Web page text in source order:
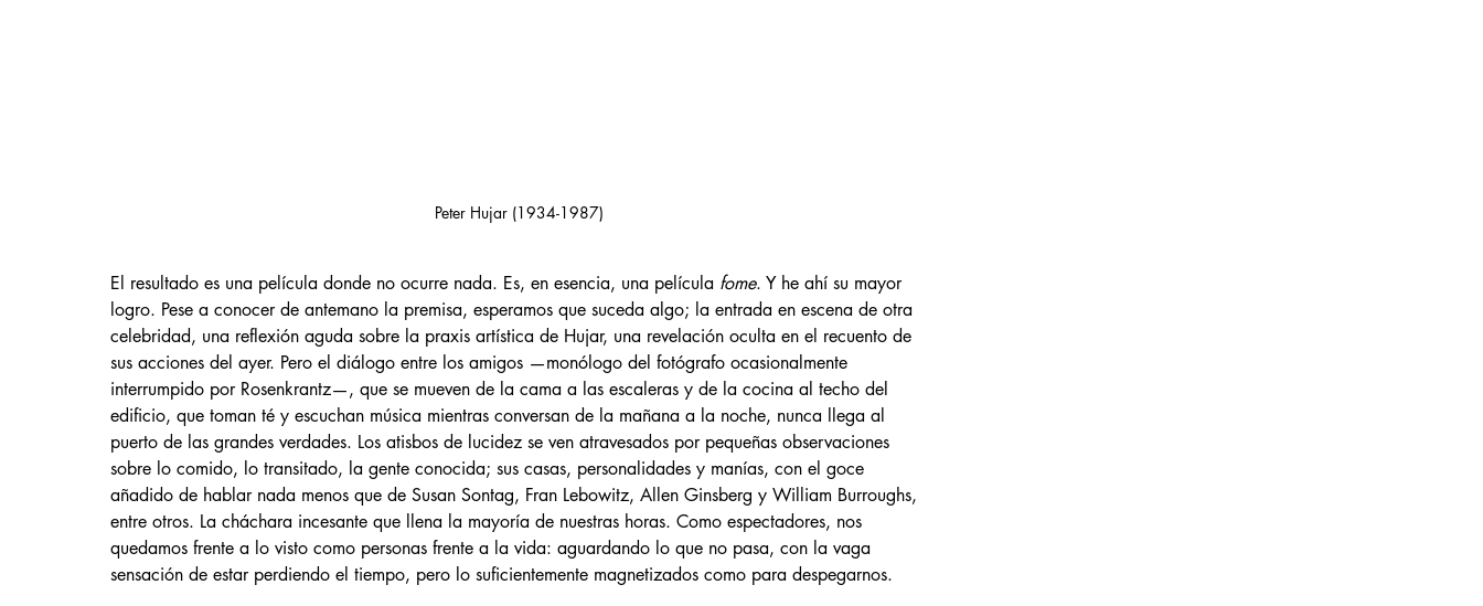
Peter Hujar (1934-1987)
El resultado es una película donde no ocurre nada. Es, en esencia, una película fome. Y he ahí su mayor
logro. Pese a conocer de antemano la premisa, esperamos que suceda algo; la entrada en escena de otra
celebridad, una reflexión aguda sobre la praxis artística de Hujar, una revelación oculta en el recuento de
sus acciones del ayer. Pero el diálogo entre los amigos —monólogo del fotógrafo ocasionalmente
interrumpido por Rosenkrantz—, que se mueven de la cama a las escaleras y de la cocina al techo del
edificio, que toman té y escuchan música mientras conversan de la mañana a la noche, nunca llega al
puerto de las grandes verdades. Los atisbos de lucidez se ven atravesados por pequeñas observaciones
sobre lo comido, lo transitado, la gente conocida; sus casas, personalidades y manías, con el goce
añadido de hablar nada menos que de Susan Sontag, Fran Lebowitz, Allen Ginsberg y William Burroughs,
entre otros. La cháchara incesante que llena la mayoría de nuestras horas. Como espectadores, nos
quedamos frente a lo visto como personas frente a la vida: aguardando lo que no pasa, con la vaga
sensación de estar perdiendo el tiempo, pero lo suficientemente magnetizados como para despegarnos.